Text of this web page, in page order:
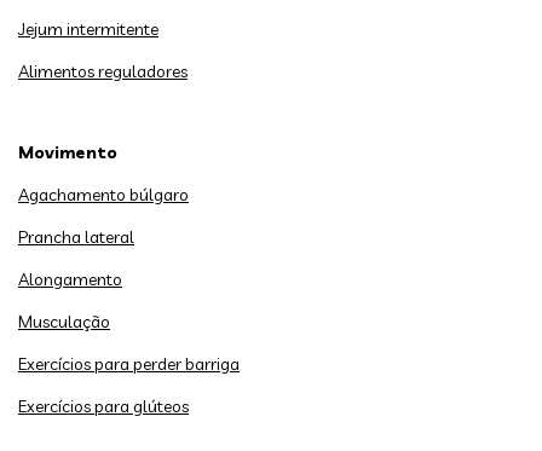
Jejum intermitente
Alimentos reguladores
Movimento
Agachamento búlgaro
Prancha lateral
Alongamento
Musculação
Exercícios para perder barriga
Exercícios para glúteos